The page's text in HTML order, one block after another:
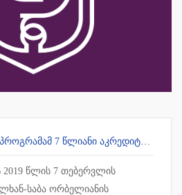
ᲡᲐᲑᲐᲣᲜᲘᲡ ᲡᲐᲛᲐᲠᲗᲚᲘᲡ ᲞᲠᲝᲒᲠᲐᲛᲐᲛ 7 ᲬᲚᲘᲐᲜᲘ ᲐᲙᲠᲔᲓᲘᲢᲐᲪᲘᲐ ᲛᲘᲘᲦᲝ
2019 წლის 7 თებერვლის
საბა ორბელიანის